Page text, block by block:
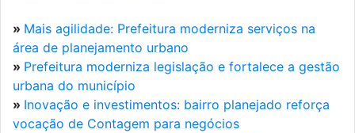
» Mais agilidade: Prefeitura moderniza serviços na
área de planejamento urbano
» Prefeitura moderniza legislação e fortalece a gestão
urbana do município
» Inovação e investimentos: bairro planejado reforça
vocação de Contagem para negócios